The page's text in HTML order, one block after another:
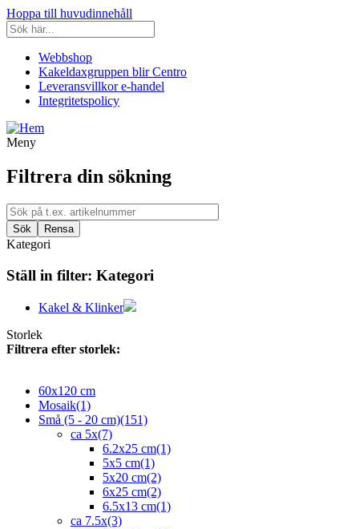
Hoppa till huvudinnehåll
Webbshop
Kakeldaxgruppen blir Centro
Leveransvillkor e-handel
Integritetspolicy
Meny
Filtrera din sökning
Kategori
Ställ in filter: Kategori
Kakel & Klinker
Storlek
Filtrera efter storlek:
60x120 cm
Mosaik(1)
Små (5 - 20 cm)(151)
ca 5x(7)
6.2x25 cm(1)
5x5 cm(1)
5x20 cm(2)
6x25 cm(2)
6.5x13 cm(1)
ca 7.5x(3)